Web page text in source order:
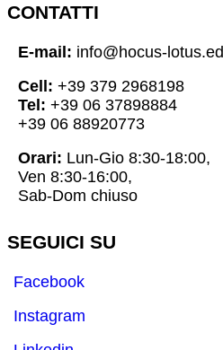
CONTATTI
E-mail: info@hocus-
Cell: +39 379 2968198
Tel: +39 06 37898884
+39 06 88920773
Orari: Lun-Gio 8:30-18:00,
Ven 8:30-16:00,
Sab-Dom chiuso
SEGUICI SU
Facebook
Instagram